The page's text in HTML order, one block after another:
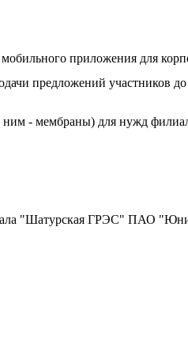
приложения для
предложений участников
- мембраны) для нужд
"Шатурская ГРЭС" ПАО